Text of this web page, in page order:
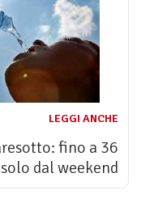
LEGGI ANCHE
fino a 36
dal weekend